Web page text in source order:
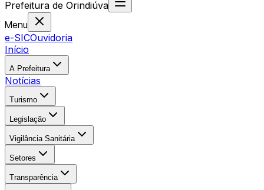
Prefeitura de Orindiúva
Menu
e-SICOuvidoria
Início
A Prefeitura
Notícias
Turismo
Legislação
Vigilância Sanitária
Setores
Transparência